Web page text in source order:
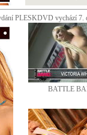
PLESKDVD vychází 7.
BATTLE